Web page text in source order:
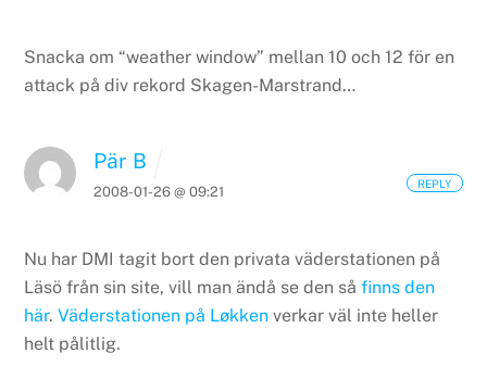
Snacka om “weather window” mellan 10 och 12 för en
attack på div rekord Skagen-Marstrand…
Pär B
2008-01-26 @ 09:21
Nu har DMI tagit bort den privata väderstationen på
Läsö från sin site, vill man ändå se den såfinns den
här.Väderstationen på Løkken verkar väl inte heller
helt pålitlig.
REPLY